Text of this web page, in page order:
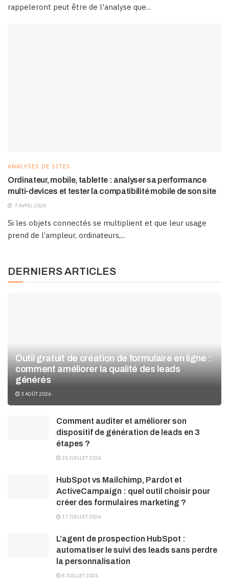
rappeleront peut être de l'analyse que...
ANALYSES DE SITES
Ordinateur, mobile, tablette : analyser sa performance
multi-devices et tester la compatibilité mobile de son site
7 AVRIL 2020
Si les objets connectés se multiplient et que leur usage
prend de l’ampleur, ordinateurs,...
DERNIERS ARTICLES
Outil gratuit de création de formulaire en ligne :
comment améliorer la qualité des leads
générés
3 AOÛT 2026
Comment auditer et améliorer son
dispositif de génération de leads en 3
étapes ?
25 JUILLET 2026
HubSpot vs Mailchimp, Pardot et
ActiveCampaign : quel outil choisir pour
créer des formulaires marketing ?
17 JUILLET 2026
L’agent de prospection HubSpot :
automatiser le suivi des leads sans perdre
la personnalisation
8 JUILLET 2026